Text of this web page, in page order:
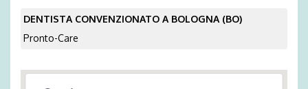
DENTISTA CONVENZIONATO A BOLOGNA (BO)
Pronto-Care